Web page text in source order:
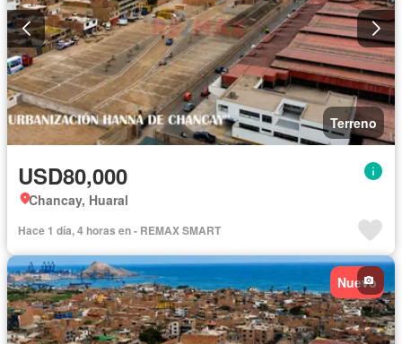
Terreno
USD80,000
Chancay, Huaral
Hace 1 día, 4 horas en - REMAX SMART
Nuevo